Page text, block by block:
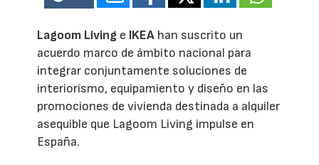
Lagoom Living e IKEA han suscrito un
acuerdo marco de ámbito nacional para
integrar conjuntamente soluciones de
interiorismo, equipamiento y diseño en las
promociones de vivienda destinada a alquiler
asequible que Lagoom Living impulse en
España.